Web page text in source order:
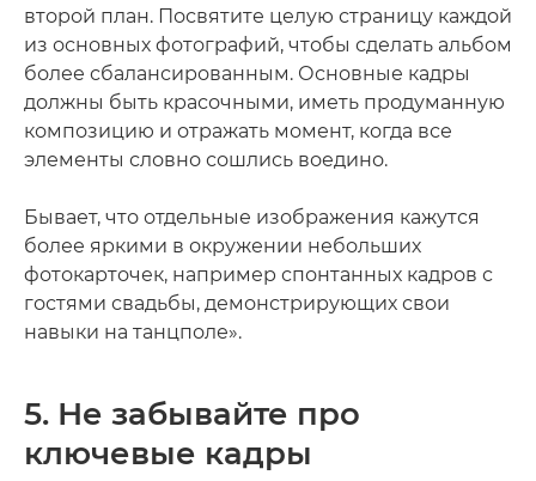
второй план. Посвятите целую страницу каждой
из основных фотографий, чтобы сделать альбом
более сбалансированным. Основные кадры
должны быть красочными, иметь продуманную
композицию и отражать момент, когда все
элементы словно сошлись воедино.
Бывает, что отдельные изображения кажутся
более яркими в окружении небольших
фотокарточек, например спонтанных кадров с
гостями свадьбы, демонстрирующих свои
навыки на танцполе».
5. Не забывайте про
ключевые кадры